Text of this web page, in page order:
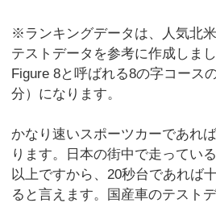
※ランキングデータは、人気北
テストデータを参考に作成しま
Figure 8と呼ばれる8の字コース
分）になります。
かなり速いスポーツカーであれ
ります。日本の街中で走ってい
以上ですから、20秒台であれば
ると言えます。国産車のテスト